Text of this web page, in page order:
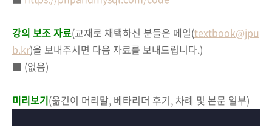
강의 보조 자료(교재로 채택하신 분들은 메일(textbook@jpu
b.kr)을 보내주시면 다음 자료를 보내드립니다.)
■ (없음)
미리보기(옮긴이 머리말, 베타리더 후기, 차례 및 본문 일부)